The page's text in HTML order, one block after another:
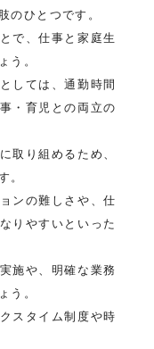
のひとつです。
で、仕事と家庭生
う。
しては、通勤時間
・育児との両立の
取り組めるため、
。
ンの難しさや、仕
りやすいといった
施や、明確な業務
う。
スタイム制度や時